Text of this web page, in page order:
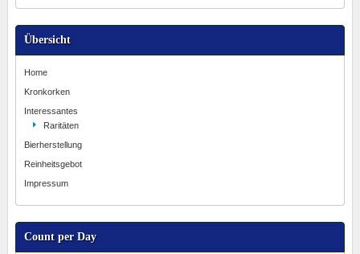
Übersicht
Home
Kronkorken
Interessantes
Raritäten
Bierherstellung
Reinheitsgebot
Impressum
Count per Day